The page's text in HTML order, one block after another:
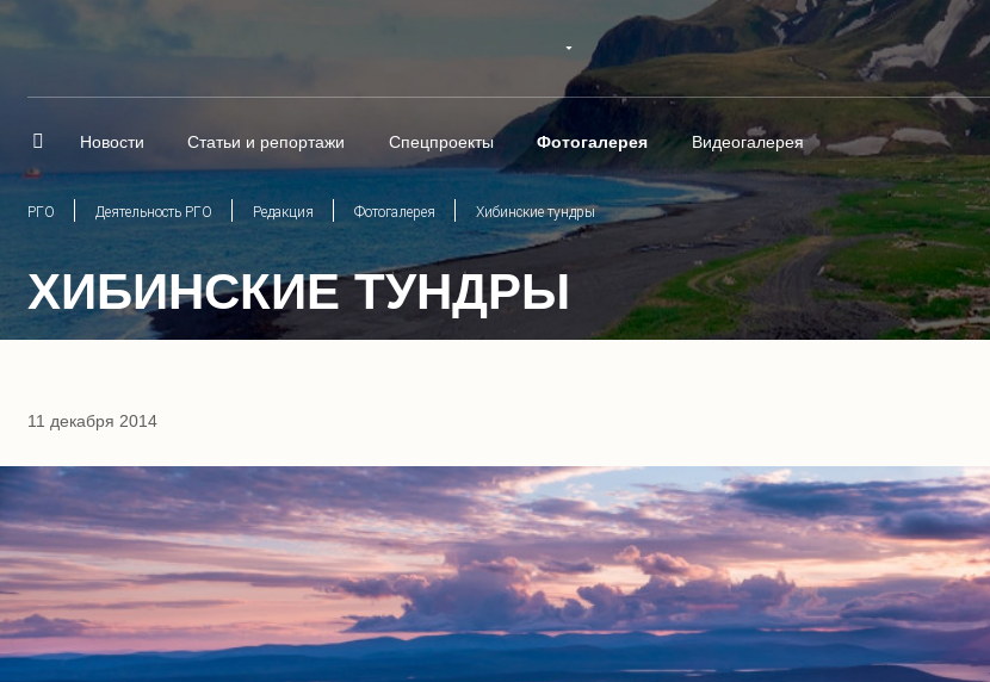
Новости Статьи и репортажи Спецпроекты Фотогалерея Видеогалерея
РГО Деятельность РГО Редакция Фотогалерея Хибинские тундры
ХИБИНСКИЕ ТУНДРЫ
11 декабря 2014